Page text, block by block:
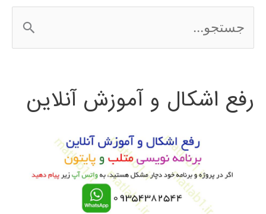
س
ج
رفع اشکال و آموزش آنلاین